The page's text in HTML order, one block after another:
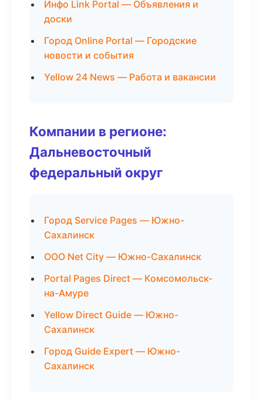
Инфо Link Portal — Объявления и
доски
Город Online Portal — Городские
новости и события
Yellow 24 News — Работа и вакансии
Компании в регионе:
Дальневосточный
федеральный округ
Город Service Pages — Южно-
Сахалинск
ООО Net City — Южно-Сахалинск
Portal Pages Direct — Комсомольск-
на-Амуре
Yellow Direct Guide — Южно-
Сахалинск
Город Guide Expert — Южно-
Сахалинск